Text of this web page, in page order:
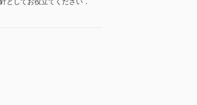
としてお役立てください．